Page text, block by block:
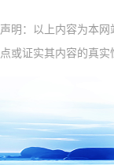
声明：以上内容为本
点或证实其内容的真实